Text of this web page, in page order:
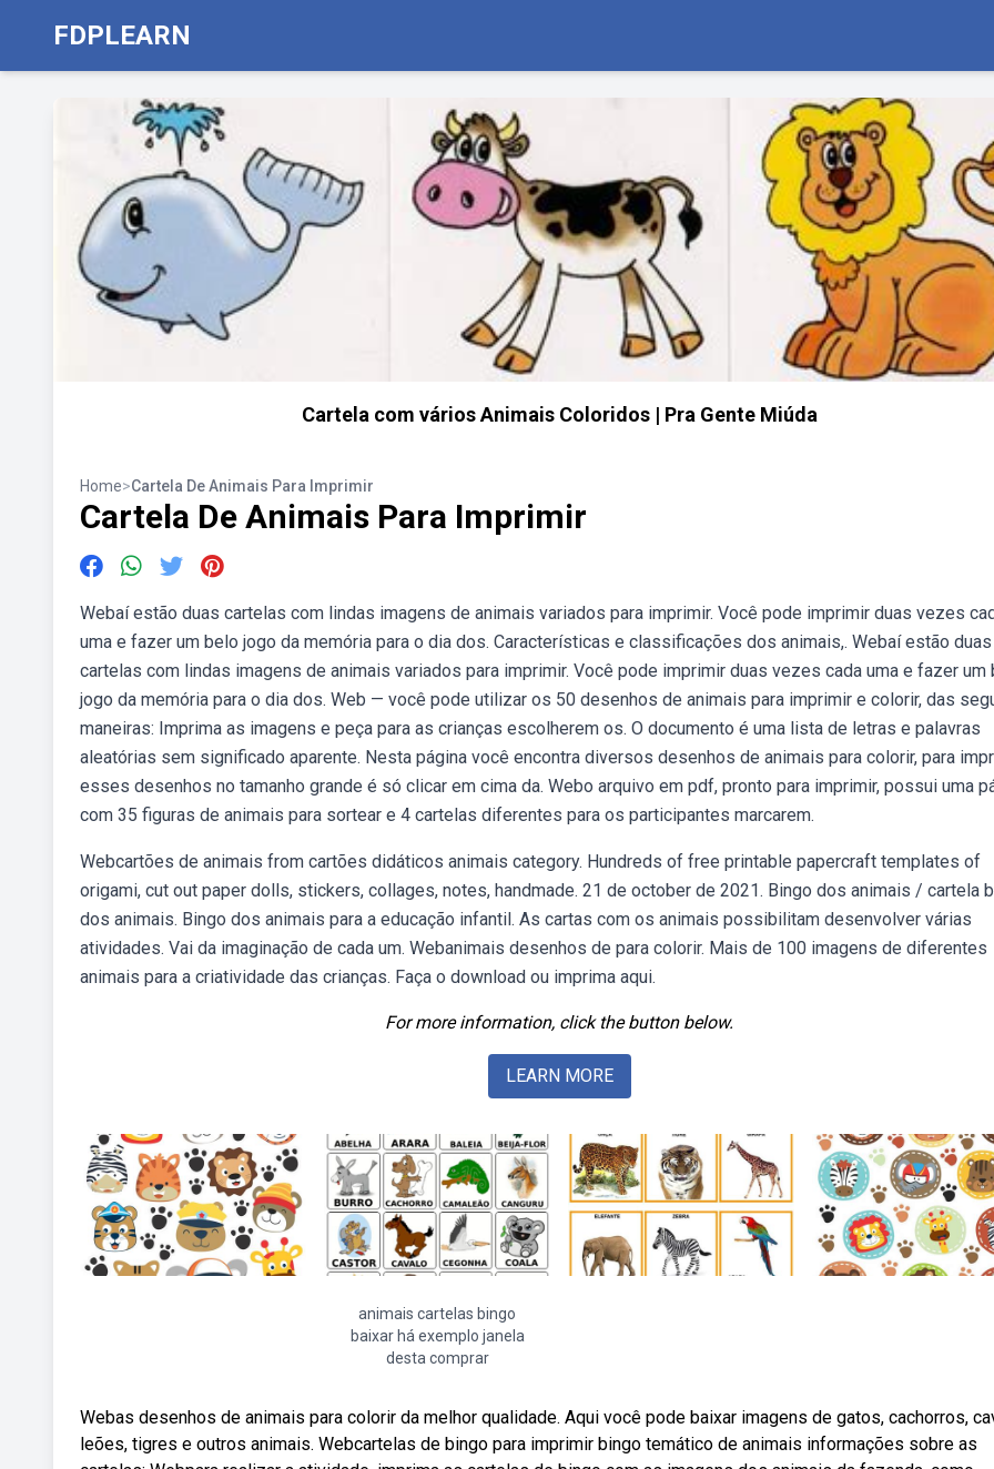
FDPLEARN
Cartela com vários Animais Coloridos | Pra Gente Miúda
Home>Cartela De Animais Para Imprimir
Cartela De Animais Para Imprimir
Webaí estão duas cartelas com lindas imagens de animais variados para imprimir. Você pode imprimir duas vezes
uma e fazer um belo jogo da memória para o dia dos. Características e classificações dos animais,. Webaí estão duas
cartelas com lindas imagens de animais variados para imprimir. Você pode imprimir duas vezes cada uma e fazer um
jogo da memória para o dia dos. Web — você pode utilizar os 50 desenhos de animais para imprimir e colorir, das
maneiras: Imprima as imagens e peça para as crianças escolherem os. O documento é uma lista de letras e palavras
aleatórias sem significado aparente. Nesta página você encontra diversos desenhos de animais para colorir, para
esses desenhos no tamanho grande é só clicar em cima da. Webo arquivo em pdf, pronto para imprimir, possui uma
com 35 figuras de animais para sortear e 4 cartelas diferentes para os participantes marcarem.
Webcartões de animais from cartões didáticos animais category. Hundreds of free printable papercraft templates of
origami, cut out paper dolls, stickers, collages, notes, handmade. 21 de october de 2021. Bingo dos animais / cartela
dos animais. Bingo dos animais para a educação infantil. As cartas com os animais possibilitam desenvolver várias
atividades. Vai da imaginação de cada um. Webanimais desenhos de para colorir. Mais de 100 imagens de diferentes
animais para a criatividade das crianças. Faça o download ou imprima aqui.
For more information, click the button below.
LEARN MORE
animais cartelas bingo
baixar há exemplo janela
desta comprar
Webas desenhos de animais para colorir da melhor qualidade. Aqui você pode baixar imagens de gatos, cachorros,
leões, tigres e outros animais. Webcartelas de bingo para imprimir bingo temático de animais informações sobre as